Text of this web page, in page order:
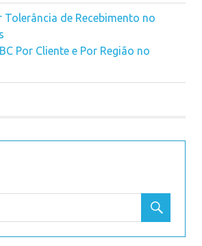
Tolerância de Recebimento no
Por Cliente e Por Região no